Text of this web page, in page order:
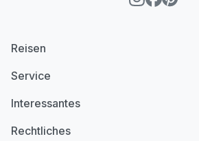
Reisen
Service
Interessantes
Rechtliches